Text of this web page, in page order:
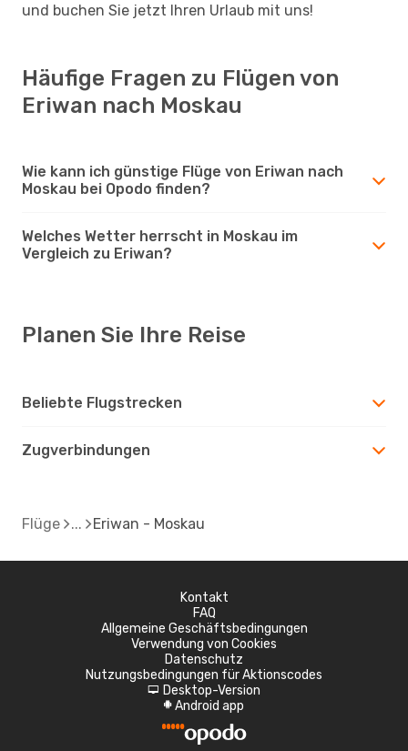
und buchen Sie jetzt Ihren Urlaub mit uns!
Häufige Fragen zu Flügen von
Eriwan nach Moskau
Wie kann ich günstige Flüge von Eriwan nach
Moskau bei Opodo finden?
Welches Wetter herrscht in Moskau im
Vergleich zu Eriwan?
Planen Sie Ihre Reise
Beliebte Flugstrecken
Zugverbindungen
Flüge Eriwan - Moskau
Kontakt
FAQ
Allgemeine Geschäftsbedingungen
Verwendung von Cookies
Datenschutz
Nutzungsbedingungen für Aktionscodes
d Desktop-Version
A Android app